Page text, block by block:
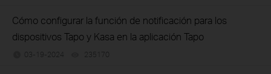
Cómo configurar la función de notificación para los
dispositivos Tapo y Kasa en la aplicación Tapo
03-19-2024 235170